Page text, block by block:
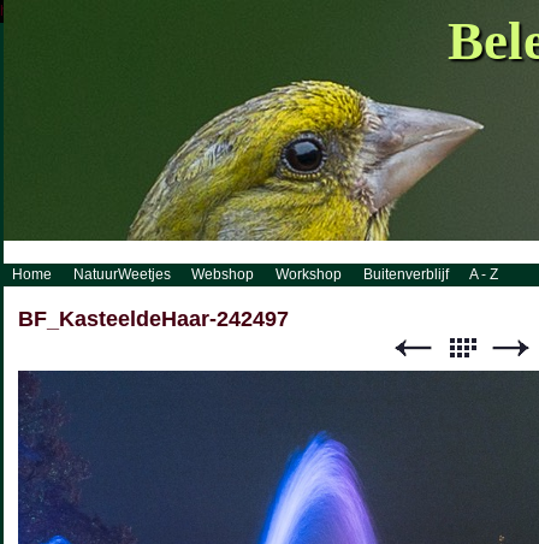
http://www.visueelconcept.nl/sitemap.xml.gz
Home NatuurWeetjes Webshop Workshop Buitenverblijf A - Z
BF_KasteeldeHaar-242497